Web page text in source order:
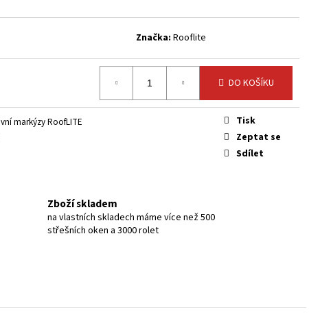
Značka:Rooflite
DO KOŠÍKU
markýzy RoofLITE
Tisk
Zeptat se
Sdílet
Zboží skladem
na vlastních skladech máme více než 500
střešních oken a 3000 rolet